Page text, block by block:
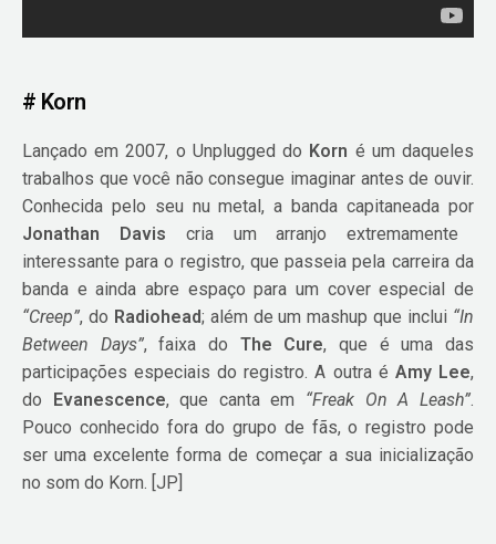
# Korn
Lançado em 2007, o Unplugged do Korn é um daqueles
trabalhos que você não consegue imaginar antes de ouvir.
Conhecida pelo seu nu metal, a banda capitaneada por
Jonathan Davis cria um arranjo extremamente
interessante para o registro, que passeia pela carreira da
banda e ainda abre espaço para um cover especial de
“Creep”, do Radiohead; além de um mashup que inclui “In
Between Days”, faixa do The Cure, que é uma das
participações especiais do registro. A outra é Amy Lee,
do Evanescence, que canta em “Freak On A Leash”.
Pouco conhecido fora do grupo de fãs, o registro pode
ser uma excelente forma de começar a sua inicialização
no som do Korn. [JP]